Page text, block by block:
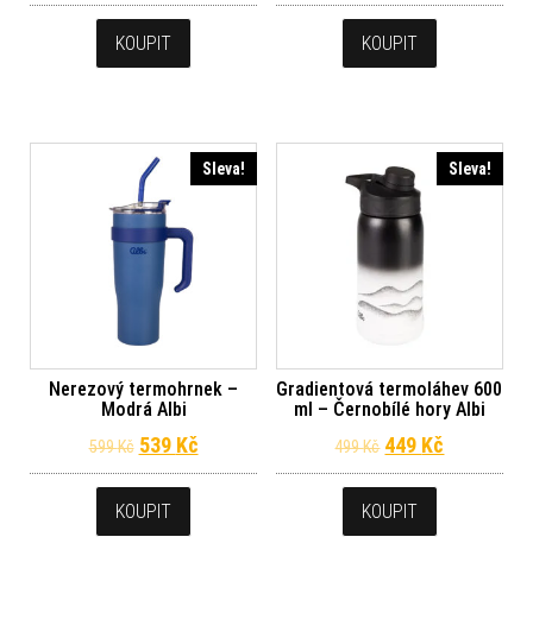
KOUPIT KOUPIT
Sleva!
Nerezový termohrnek –
Modrá Albi
599Kč Původní cena byla: 599 Kč.
539 KčAktuální cena je: 539 Kč.
KOUPIT
Sleva!
Gradientová termoláhev 600
ml – Černobílé hory Albi
499Kč Původní cena
449 Kč
KOUPIT